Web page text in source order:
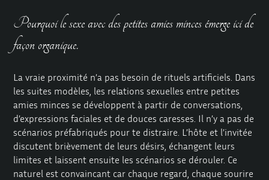
Pourquoi le sexe avec des petites amies minces émerge ici de
façon organique.
La vraie proximité n’a pas besoin de rituels artificiels. Dans
les suites modèles, les relations sexuelles entre petites
amies minces se développent à partir de conversations,
d’expressions faciales et de douces caresses. Il n’y a pas de
scénarios préfabriqués pour te distraire. L’hôte et l’invitée
discutent brièvement de leurs désirs, échangent leurs
limites et laissent ensuite les scénarios se dérouler. Ce
naturel est convaincant car chaque regard, chaque sourire